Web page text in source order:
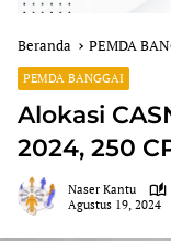
Beranda PEMDA
PEMDA BANGGAI
Alokasi
2024, 250
Naser Kantu
Agustus 19, 2024